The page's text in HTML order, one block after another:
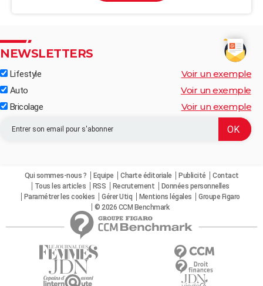
NEWSLETTERS
Lifestyle Voir un exemple
Auto Voir un exemple
Bricolage Voir un exemple
Qui sommes-nous ? Equipe Charte éditoriale Publicité
Contact
Tous les articles
RSS Recrutement
Données personnelles
Paramétrer les cookies
Gérer Utiq Mentions légales
Groupe Figaro
© 2026 CCM Benchmark